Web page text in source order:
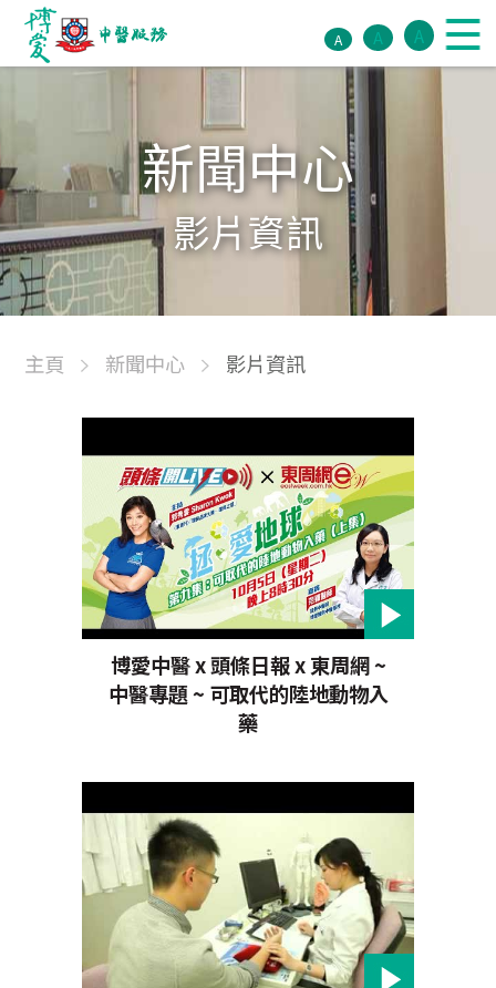
A A A
新聞中心
影片資訊
主頁 新聞中心 影片資訊
博愛中醫 x 頭條日報 x 東周網 ~
中醫專題 ~ 可取代的陸地動物入
藥